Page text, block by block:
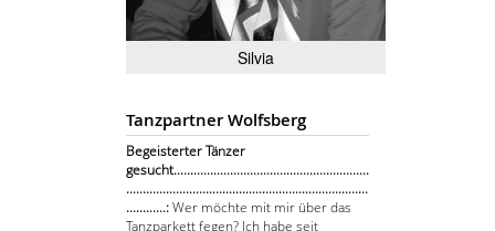
Silvia
Tanzpartner Wolfsberg
Begeisterter Tänzer
gesucht...........................................................
.........................................................................
............:Wer möchte mit mir über das
Tanzparkett fegen? Ich habe seit